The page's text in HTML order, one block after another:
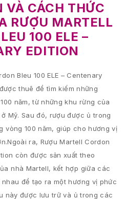
VÀ CÁCH THỨC
RƯỢU MARTELL
100 ELE –
EDITION
Bleu 100 ELE – Centenary
thuê để tìm kiếm những
năm, từ những khu rừng của
Mỹ. Sau đó, rượu được ủ trong
vòng 100 năm, giúp cho hương vị
ra, Rượu Martell Cordon
còn được sản xuất theo
nhà Martell, kết hợp giữa các
để tạo ra một hương vị phức
này được lưu trữ và ủ trong các